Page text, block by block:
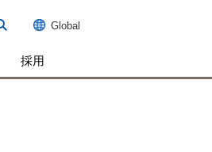
Global
採用